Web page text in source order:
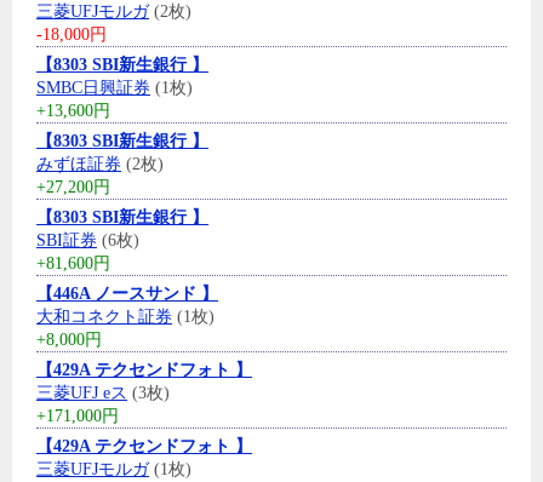
三菱UFJモルガ(2枚)
-18,000円
【8303 SBI新生銀行 】
SMBC日興証券 (1枚)
+13,600円
【8303 SBI新生銀行 】
みずほ証券 (2枚)
+27,200円
【8303 SBI新生銀行 】
SBI証券 (6枚)
+81,600円
【446A ノースサンド 】
大和コネクト証券 (1枚)
+8,000円
【429A テクセンドフォト 】
三菱UFJ eス (3枚)
+171,000円
【429A テクセンドフォト 】
三菱UFJモルガ(1枚)